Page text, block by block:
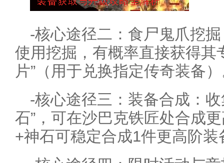
-核心途径二：食尸鬼爪挖
使用挖掘，有概率直接获得其
片”（用于兑换指定传奇装备
-核心途径三：装备合成：
石”，可在沙巴克铁匠处合成
+神石可稳定合成1件更高阶装